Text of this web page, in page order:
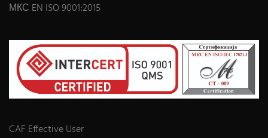
МКС EN ISO 9001:2015
CAF Effective User